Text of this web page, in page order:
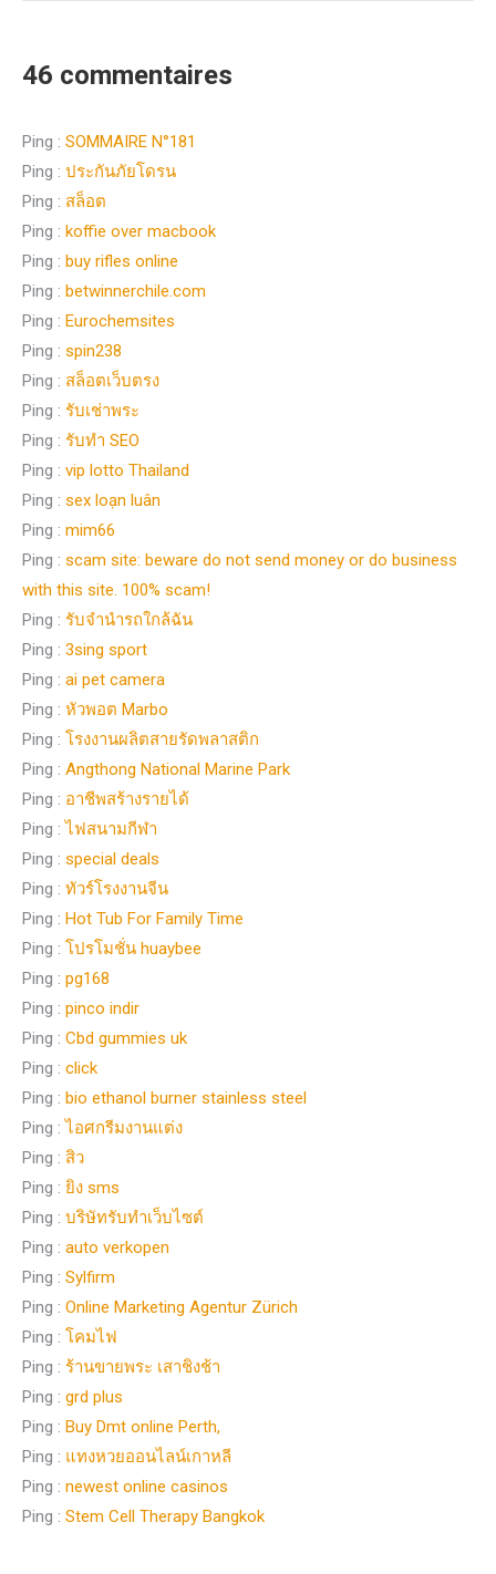
46 commentaires
Ping : SOMMAIRE N°181
Ping : ประกันภัยโดรน
Ping : สล็อต
Ping : koffie over macbook
Ping : buy rifles online
Ping : betwinnerchile.com
Ping : Eurochemsites
Ping : spin238
Ping : สล็อตเว็บตรง
Ping : รับเช่าพระ
Ping : รับทำ SEO
Ping : vip lotto Thailand
Ping : sex loạn luân
Ping : mim66
Ping : scam site: beware do not send money or do business
with this site. 100% scam!
Ping : รับจำนำรถใกล้ฉัน
Ping : 3sing sport
Ping : ai pet camera
Ping : หัวพอต Marbo
Ping : โรงงานผลิตสายรัดพลาสติก
Ping : Angthong National Marine Park
Ping : อาชีพสร้างรายได้
Ping : ไฟสนามกีฬา
Ping : special deals
Ping : ทัวร์โรงงานจีน
Ping : Hot Tub For Family Time
Ping : โปรโมชั่น huaybee
Ping : pg168
Ping : pinco indir
Ping : Cbd gummies uk
Ping : click
Ping : bio ethanol burner stainless steel
Ping : ไอศกรีมงานแต่ง
Ping : สิว
Ping : ยิง sms
Ping : บริษัทรับทำเว็บไซต์
Ping : auto verkopen
Ping : Sylfirm
Ping : Online Marketing Agentur Zürich
Ping : โคมไฟ
Ping : ร้านขายพระ เสาชิงช้า
Ping : grd plus
Ping : Buy Dmt online Perth,
Ping : แทงหวยออนไลน์เกาหลี
Ping : newest online casinos
Ping : Stem Cell Therapy Bangkok